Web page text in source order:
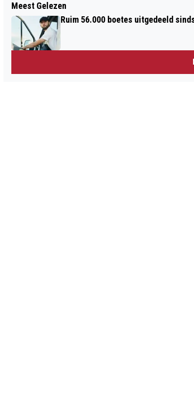
PELÉ OPNIEUW IN HET ZIEKENHUIS
Meest Gelezen
Ruim 56.000 boetes uitgedeeld